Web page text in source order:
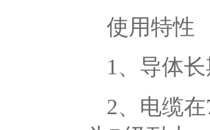
使用特性
1、导体
2、电缆